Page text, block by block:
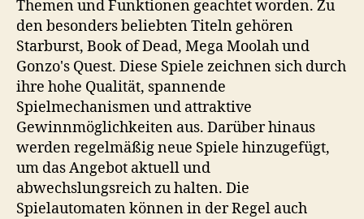
Themen und Funktionen geachtet worden. Zu
den besonders beliebten Titeln gehören
Starburst, Book of Dead, Mega Moolah und
Gonzo's Quest. Diese Spiele zeichnen sich durch
ihre hohe Qualität, spannende
Spielmechanismen und attraktive
Gewinnmöglichkeiten aus. Darüber hinaus
werden regelmäßig neue Spiele hinzugefügt,
um das Angebot aktuell und
abwechslungsreich zu halten. Die
Spielautomaten können in der Regel auch